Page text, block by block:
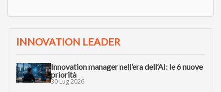
INNOVATION LEADER
Innovation manager nell’era dell’AI: le 6 nuove
priorità
30 Lug 2026